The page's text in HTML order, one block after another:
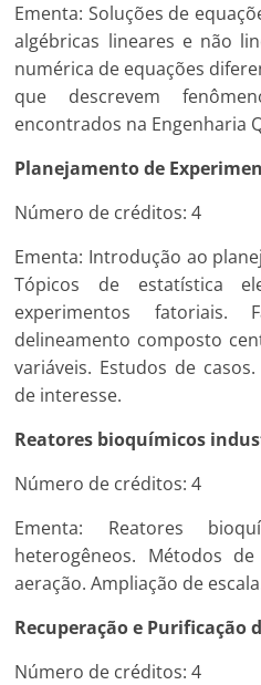
Ementa: Soluções de
algébricas lineares e não
numérica de equações
que descrevem
encontrados na Engenharia
Planejamento de
Número de créditos: 4
Ementa: Introdução ao
Tópicos de estatística
experimentos fatoriais.
delineamento composto
variáveis. Estudos de
de interesse.
Reatores bioquímicos
Número de créditos: 4
Ementa: Reatores
heterogêneos. Métodos
aeração. Ampliação de
Recuperação e Purificação
Número de créditos: 4